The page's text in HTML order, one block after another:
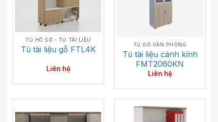
TỦ HỒ SƠ - TỦ TÀI LIỆU
Tủ tài liệu gỗ FTL4K
Liên hệ
TỦ GỖ VĂN PHÒNG
Tủ tài liệu cánh kính
FMT2060KN
Liên hệ